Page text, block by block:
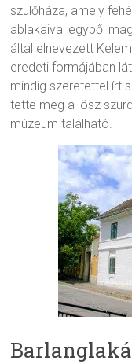
szülőháza, amely
ablakaival egyből
által elnevezett
eredeti formájában
mindig szeretettel írt
tette meg a lösz
múzeum található.